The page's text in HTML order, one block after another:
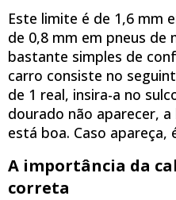
Este limite é de 1,6 mm
de 0,8 mm em pneus
bastante simples de
carro consiste no
de 1 real, insira-a no
dourado não aparecer,
está boa. Caso
A importância da
correta